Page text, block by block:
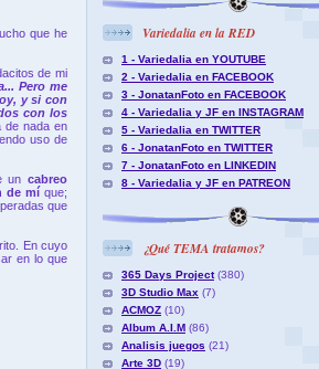
que he
de mi
Pero me
y si con
con los
de nada en
uso de
uncabreo
de mí que;
que
En cuyo
en lo que
Variedalia en la RED
1 - Variedalia en YOUTUBE
2 - Variedalia en FACEBOOK
3 - JonatanFoto en FACEBOOK
4 - Variedalia y JF en INSTAGRAM
5 - Variedalia en TWITTER
6 - JonatanFoto en TWITTER
7 - JonatanFoto en LINKEDIN
8 - Variedalia y JF en PATREON
¿Qué TEMA tratamos?
365 Days Project (380)
3D Studio Max (7)
ACMOZ (10)
Album A.I.M (86)
Analisis juegos (21)
Arte 3D (19)